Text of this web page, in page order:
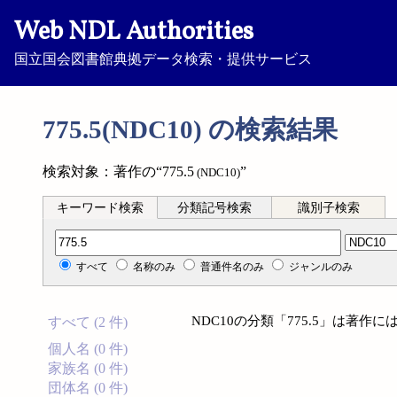
Web NDL Authorities
国立国会図書館典拠データ検索・提供サービス
775.5(NDC10) の検索結果
検索対象：著作の“775.5 (NDC10)”
キーワード検索 分類記号検索 識別子検索
分類記号検索
すべて 名称のみ 普通件名のみ ジャンルのみ
すべて (2 件)
個人名 (0 件)
家族名 (0 件)
団体名 (0 件)
NDC10の分類「775.5」は著作に